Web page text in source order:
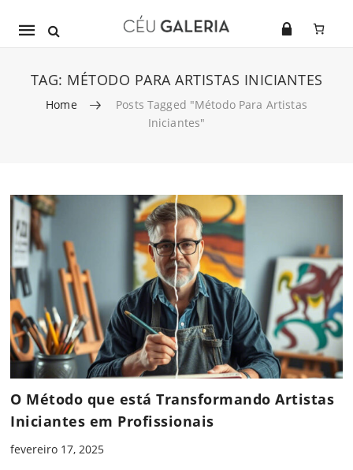
Mobile
TAG: MÉTODO PARA ARTISTAS INICIANTES
Home
Posts Tagged "método Para Artistas
Iniciantes"
Skip to content
O Método que está Transformando Artistas
Iniciantes em Profissionais
fevereiro 17, 2025